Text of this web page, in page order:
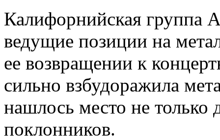
Калифорнийская группа
ведущие позиции на
ее возвращении к
сильно взбудоражила
нашлось место не только
поклонников.